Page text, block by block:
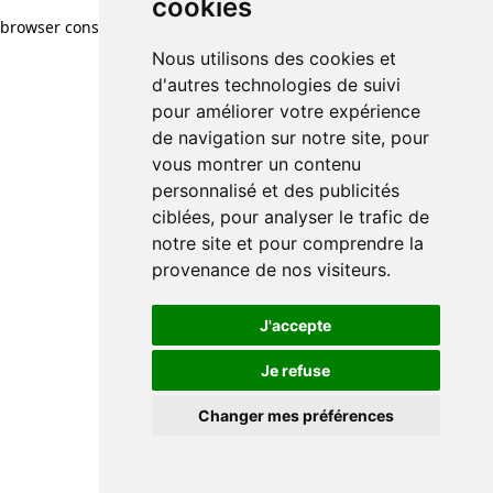
cookies
Nous utilisons des cookies et
d'autres technologies de suivi
pour améliorer votre expérience
de navigation sur notre site, pour
vous montrer un contenu
personnalisé et des publicités
ciblées, pour analyser le trafic de
notre site et pour comprendre la
provenance de nos visiteurs.
J'accepte
Je refuse
Changer mes préférences
browser console for more information)